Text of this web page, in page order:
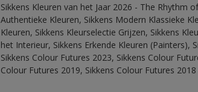
Sikkens Kleuren van het Jaar 2026 - The Rhythm
Authentieke Kleuren, Sikkens Modern Klassieke
Kleuren, Sikkens Kleurselectie Grijzen, Sikkens
het Interieur, Sikkens Erkende Kleuren (Painters),
Sikkens Colour Futures 2023, Sikkens Colour
Colour Futures 2019, Sikkens Colour Futures 2018